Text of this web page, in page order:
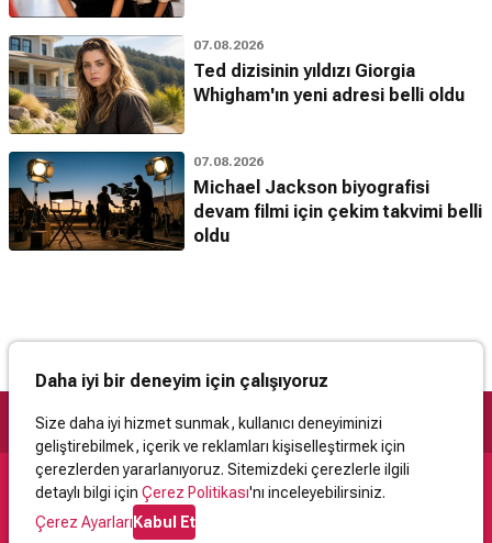
07.08.2026
Ted dizisinin yıldızı Giorgia
Whigham'ın yeni adresi belli oldu
07.08.2026
Michael Jackson biyografisi
devam filmi için çekim takvimi belli
oldu
Daha iyi bir deneyim için çalışıyoruz
Size daha iyi hizmet sunmak, kullanıcı deneyiminizi
geliştirebilmek, içerik ve reklamları kişiselleştirmek için
çerezlerden yararlanıyoruz. Sitemizdeki çerezlerle ilgili
detaylı bilgi için Çerez Politikası'nı inceleyebilirsiniz.
Çerez AyarlarıKabul Et
Destek
İletişimYardımKullanıcı Sözleşmesi